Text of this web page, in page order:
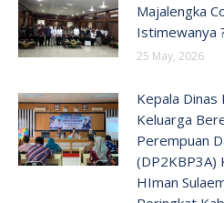
Majalengka
Istimewanya
25 May, 2026
Kepala Dinas
Keluarga
Perempuan
(DP2KBP3A)
HIman